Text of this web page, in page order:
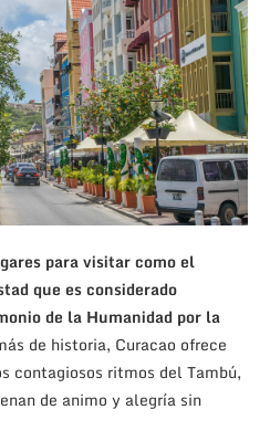
para visitar como el
que es considerado
de la Humanidad por la
de historia, Curacao ofrece
contagiosos ritmos del Tambú,
de animo y alegría sin